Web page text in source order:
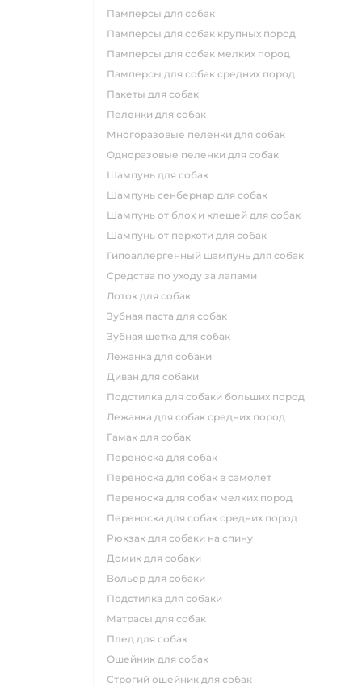
памперсы для собак
памперсы для собак крупных пород
памперсы для собак мелких пород
памперсы для собак средних пород
пакеты для собак
пеленки для собак
многоразовые пеленки для собак
одноразовые пеленки для собак
шампунь для собак
шампунь сенбернар для собак
шампунь от блох и клещей для собак
шампунь от перхоти для собак
гипоаллергенный шампунь для собак
средства по уходу за лапами
лоток для собак
зубная паста для собак
зубная щетка для собак
лежанка для собаки
диван для собаки
подстилка для собаки больших пород
лежанка для собак средних пород
гамак для собак
переноска для собак
переноска для собак в самолет
переноска для собак мелких пород
переноска для собак средних пород
рюкзак для собаки на спину
домик для собаки
вольер для собаки
подстилка для собаки
матрасы для собак
плед для собак
ошейник для собак
строгий ошейник для собак